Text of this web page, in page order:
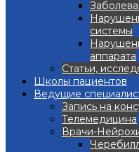
системы
аппарата
Статьи,
Школы пациентов
Ведущие
Запись на
Телемедицина
Врачи-